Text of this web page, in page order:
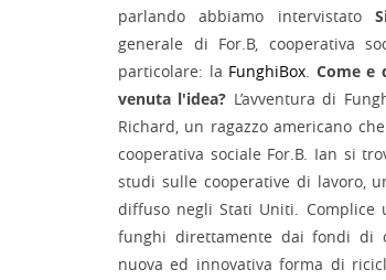
parlando abbiamo intervistato
generale di For.B, cooperativa
particolare: la FunghiBox. Come e
venuta l'idea? L’avventura di
Richard, un ragazzo americano
cooperativa sociale For.B. Ian si
studi sulle cooperative di lavoro,
diffuso negli Stati Uniti.
funghi direttamente dai fondi di
nuova ed innovativa forma di